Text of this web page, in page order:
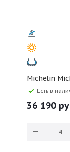
Есть в
36 190